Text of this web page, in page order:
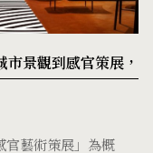
景觀到感官策展，
官藝術策展」為概